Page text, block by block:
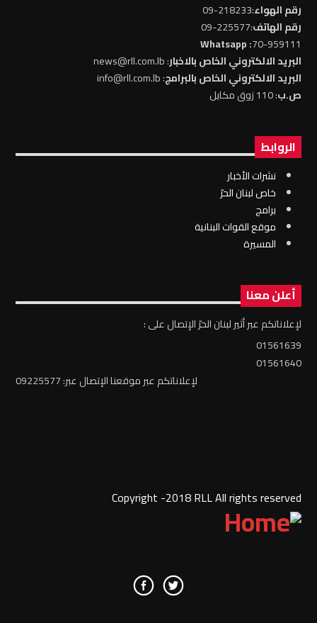
رقم الهواء:218233-09
رقم الهاتف:225577-09
70-959111
: Whatsapp
البريد الالكتروني الخاص بالاخبار: news@rll.com.lb
البريد الالكتروني الخاص بالبرامج: info@rll.com.lb
ص.ب: 110 زوق مكايل
الروابط
نشرات الأخبار
خاص لبنان الحرّ
برامج
موقع القوات البنانية
المسيرة
أعلن معنا
لإعلاناتكم عبر أثير لبنان الحرّ الإتصال على :
01561639
01561640
لإعلاناتكم عبر موقعنا الإتصال عبر: 09225577
Copyright -2018 RLL All rights reserved